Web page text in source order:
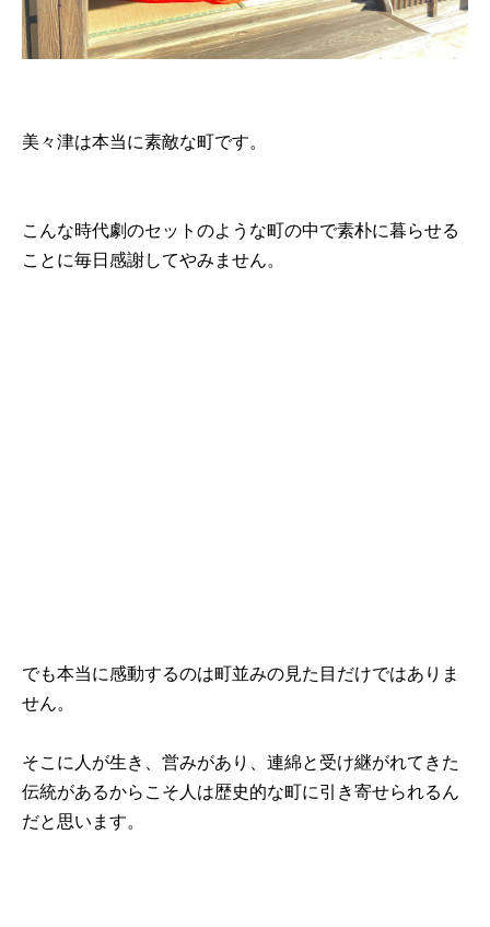
美々津は本当に素敵な町です。
こんな時代劇のセットのような町の中で素朴に暮らせる
ことに毎日感謝してやみません。
でも本当に感動するのは町並みの見た目だけではありま
せん。
そこに人が生き、営みがあり、連綿と受け継がれてきた
伝統があるからこそ人は歴史的な町に引き寄せられるん
だと思います。